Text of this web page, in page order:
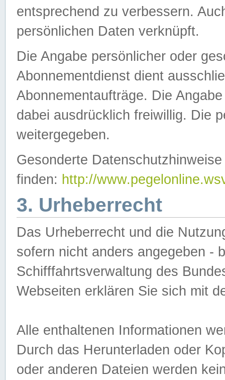
entsprechend zu verbessern.
persönlichen Daten verknüpft.
Die Angabe persönlicher oder
Abonnementdienst dient
Abonnementaufträge. Die
dabei ausdrücklich freiwillig. Die
weitergegeben.
Gesonderte
finden: http://
3. Urheberrecht
Das Urheberrecht und die
sofern nicht anders angegeben -
Schifffahrtsverwaltung des
Webseiten erklären Sie sich mit
Alle enthaltenen Informationen
Durch das Herunterladen oder
oder anderen Dateien werden